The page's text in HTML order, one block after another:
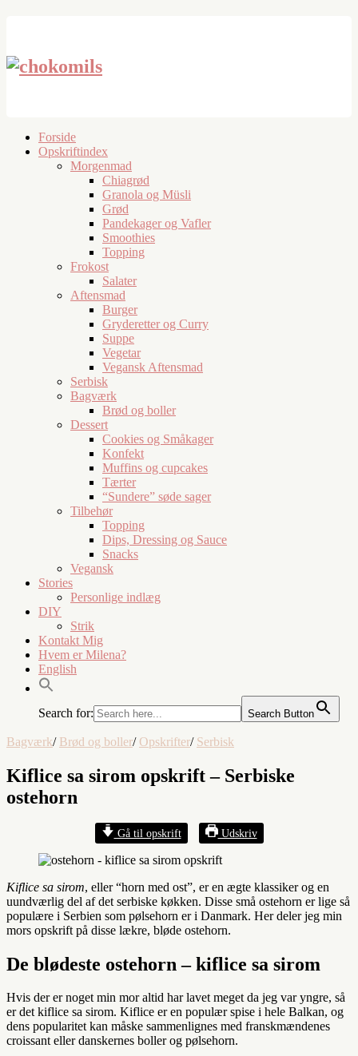
Forside
Opskriftindex
Morgenmad
Chiagrød
Granola og Müsli
Grød
Pandekager og Vafler
Smoothies
Topping
Frokost
Salater
Aftensmad
Burger
Gryderetter og Curry
Suppe
Vegetar
Vegansk Aftensmad
Serbisk
Bagværk
Brød og boller
Dessert
Cookies og Småkager
Konfekt
Muffins og cupcakes
Tærter
“Sundere” søde sager
Tilbehør
Topping
Dips, Dressing og Sauce
Snacks
Vegansk
Stories
Personlige indlæg
DIY
Strik
Kontakt Mig
Hvem er Milena?
English
Search for: Search Button
Bagværk/ Brød og boller/ Opskrifter/ Serbisk
Kiflice sa sirom opskrift – Serbiske
ostehorn
Gå til opskrift Udskriv
Kiflice sa sirom, eller “horn med ost”, er en ægte klassiker og en
uundværlig del af det serbiske køkken. Disse små ostehorn er lige så
populære i Serbien som pølsehorn er i Danmark. Her deler jeg min
mors opskrift på disse lækre, bløde ostehorn.
De blødeste ostehorn – kiflice sa sirom
Hvis der er noget min mor altid har lavet meget da jeg var yngre, så
er det kiflice sa sirom. Kiflice er en populær spise i hele Balkan, og
dens popularitet kan måske sammenlignes med franskmændenes
croissant eller danskernes boller og pølsehorn.